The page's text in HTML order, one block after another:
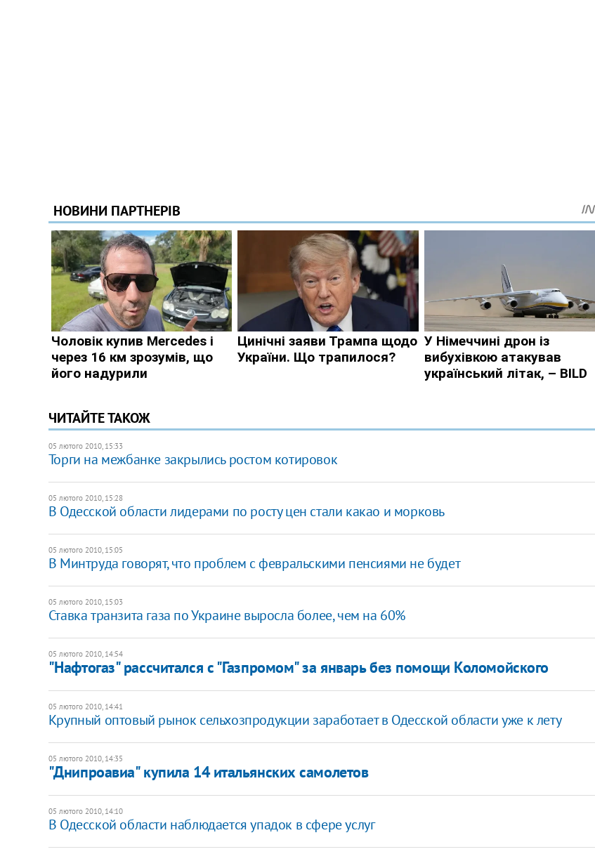
ЧИТАЙТЕ ТАКОЖ
05 лютого 2010, 15:33
Торги на межбанке закрылись ростом котировок
05 лютого 2010, 15:28
В Одесской области лидерами по росту цен стали какао и морковь
05 лютого 2010, 15:05
В Минтруда говорят, что проблем с февральскими пенсиями не будет
05 лютого 2010, 15:03
Ставка транзита газа по Украине выросла более, чем на 60%
05 лютого 2010, 14:54
"Нафтогаз" рассчитался с "Газпромом" за январь без помощи Коломойского
05 лютого 2010, 14:41
Крупный оптовый рынок сельхозпродукции заработает в Одесской области уже к лету
05 лютого 2010, 14:35
"Днипроавиа" купила 14 итальянских самолетов
05 лютого 2010, 14:10
В Одесской области наблюдается упадок в сфере услуг